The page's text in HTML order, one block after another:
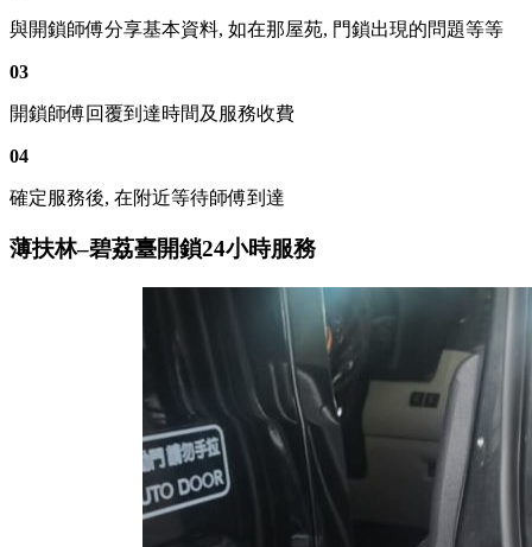
與開鎖師傅分享基本資料, 如在那屋苑, 門鎖出現的問題等等
03
開鎖師傅回覆到達時間及服務收費
04
確定服務後, 在附近等待師傅到達
薄扶林–碧荔臺開鎖24小時服務